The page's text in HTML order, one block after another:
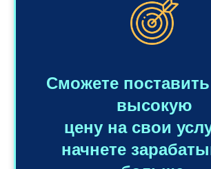
Сможете
высокую
цену на свои
начнете